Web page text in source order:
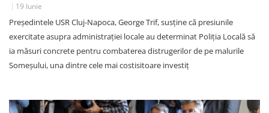
19 Iunie
Președintele USR Cluj-Napoca, George Trif, susține că presiunile
exercitate asupra administrației locale au determinat Poliția Locală să
ia măsuri concrete pentru combaterea distrugerilor de pe malurile
Someșului, una dintre cele mai costisitoare investiț